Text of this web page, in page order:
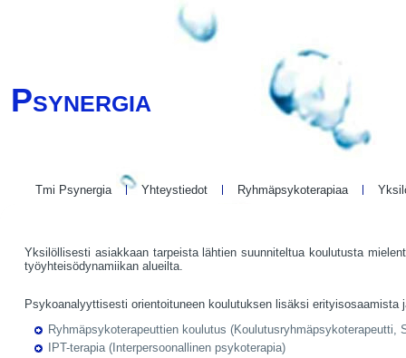
Psynergia
Tmi Psynergia Yhteystiedot Ryhmäpsykoterapiaa
Yksilöllisesti asiakkaan tarpeista lähtien suunniteltua koulutusta
työyhteisödynamiikan alueilta.
Psykoanalyyttisesti orientoituneen koulutuksen lisäksi erityisosaamista
Ryhmäpsykoterapeuttien koulutus (Koulutusryhmäpsykoterapeutti,
IPT-terapia (Interpersoonallinen psykoterapia)